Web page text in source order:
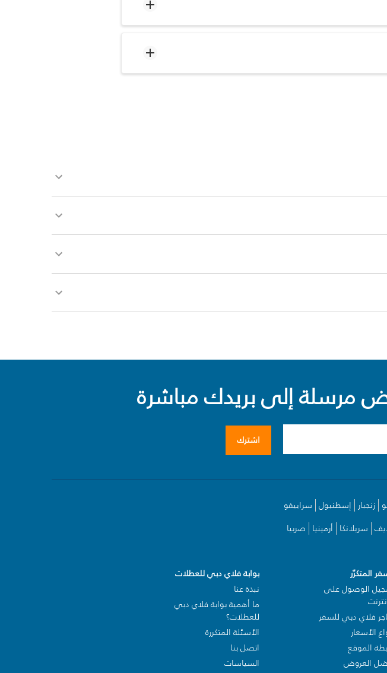
مرسلة إلى بريدك مباشرة
اشترك
زنجبار إسطنبول سراييفو
سريلانكا أرمينيا صربيا
المتكرّر
الوصول على
فلاي دبي للسفر
الأسعار
الموقع
العروض
بوابة فلاي دبي للعطلات
نبذة عنا
ما أهمية بوابة فلاي دبي
للعطلات؟
الأسئلة المتكررة
اتصل بنا
السياسات